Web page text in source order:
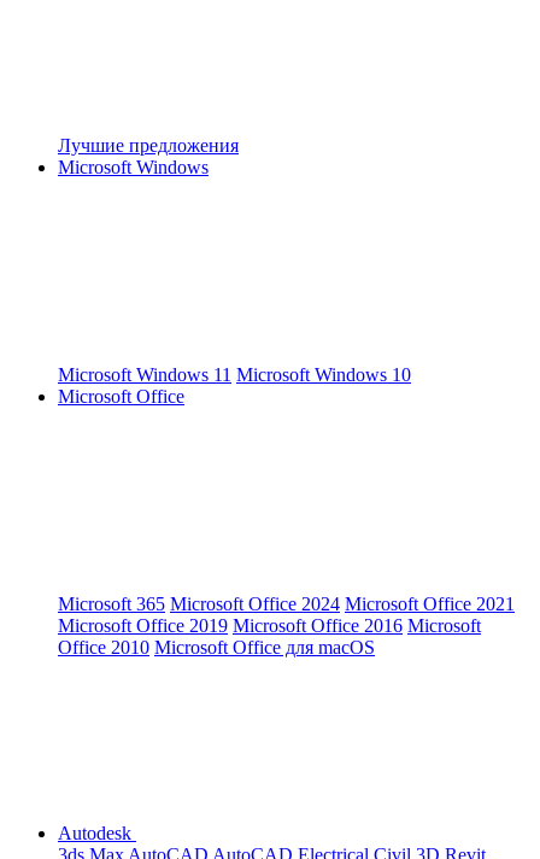
Лучшие предложения
Microsoft Windows
Microsoft Windows 11 Microsoft Windows 10
Microsoft Office
Microsoft 365 Microsoft Office 2024 Microsoft Office 2021
Microsoft Office 2019 Microsoft Office 2016 Microsoft
Office 2010 Microsoft Office для macOS
Autodesk
3ds Max AutoCAD AutoCAD Electrical Civil 3D Revit